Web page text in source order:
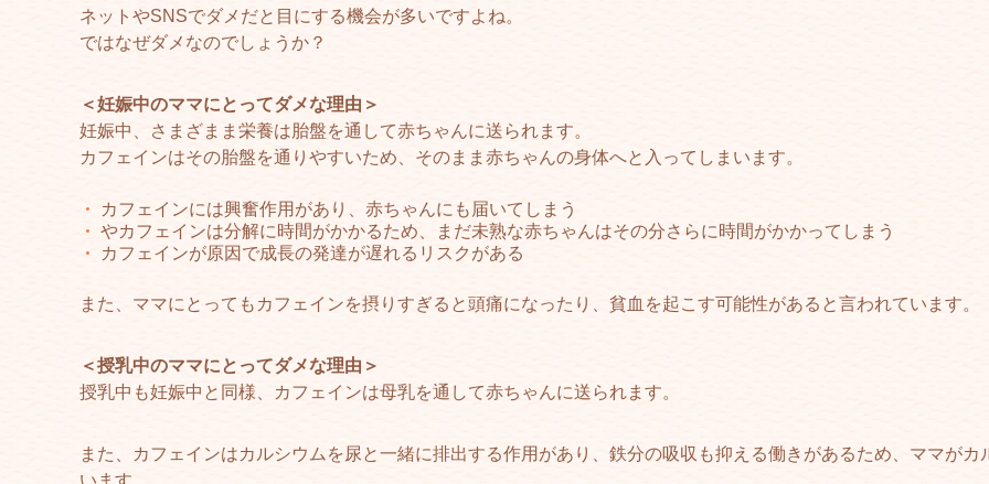
ネットやSNSでダメだと目にする機会が多いですよね。
ではなぜダメなのでしょうか？
＜妊娠中のママにとってダメな理由＞
妊娠中、さまざまま栄養は胎盤を通して赤ちゃんに送られます。
カフェインはその胎盤を通りやすいため、そのまま赤ちゃんの身体へと入ってしまいます。
カフェインには興奮作用があり、赤ちゃんにも届いてしまう
やカフェインは分解に時間がかかるため、まだ未熟な赤ちゃんはその分さらに時間がかかってしまう
カフェインが原因で成長の発達が遅れるリスクがある
また、ママにとってもカフェインを摂りすぎると頭痛になったり、貧血を起こす可能性があると言われています。
＜授乳中のママにとってダメな理由＞
授乳中も妊娠中と同様、カフェインは母乳を通して赤ちゃんに送られます。
また、カフェインはカルシウムを尿と一緒に排出する作用があり、鉄分の吸収も抑える働きがあるため、ママが
います。